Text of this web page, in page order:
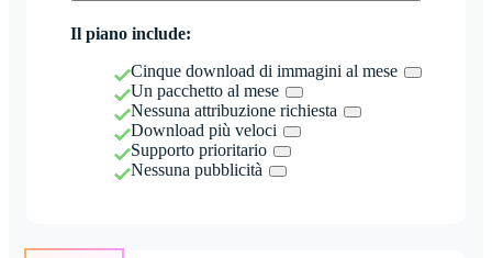
Il piano include:
Cinque download di immagini al mese
Un pacchetto al mese
Nessuna attribuzione richiesta
Download più veloci
Supporto prioritario
Nessuna pubblicità